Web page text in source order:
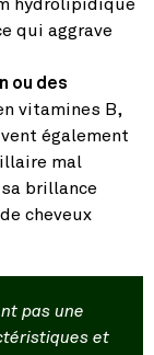
hydrolipidique
qui aggrave
ou des
vitamines B,
également
mal
brillance
cheveux
pas une
et